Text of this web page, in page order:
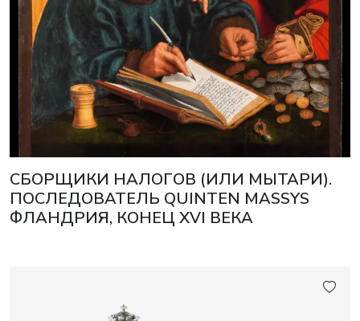
СБОРЩИКИ НАЛОГОВ (ИЛИ МЫТАРИ).
ПОСЛЕДОВАТЕЛЬ QUINTEN MASSYS
ФЛАНДРИЯ, КОНЕЦ XVI ВЕКА